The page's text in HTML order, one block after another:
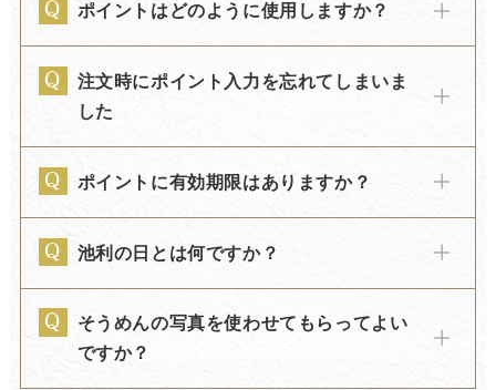
ポイントはどのように使用しますか？
注文時にポイント入力を忘れてしまいま
した
ポイントに有効期限はありますか？
池利の日とは何ですか？
そうめんの写真を使わせてもらってよい
ですか？